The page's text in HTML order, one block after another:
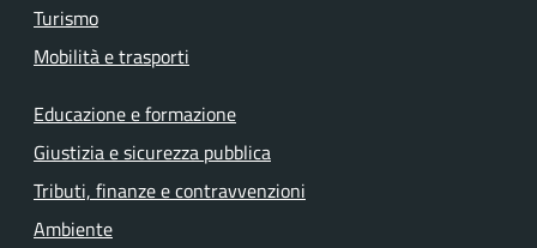
Turismo
Mobilità e trasporti
Educazione e formazione
Giustizia e sicurezza pubblica
Tributi, finanze e contravvenzioni
Ambiente